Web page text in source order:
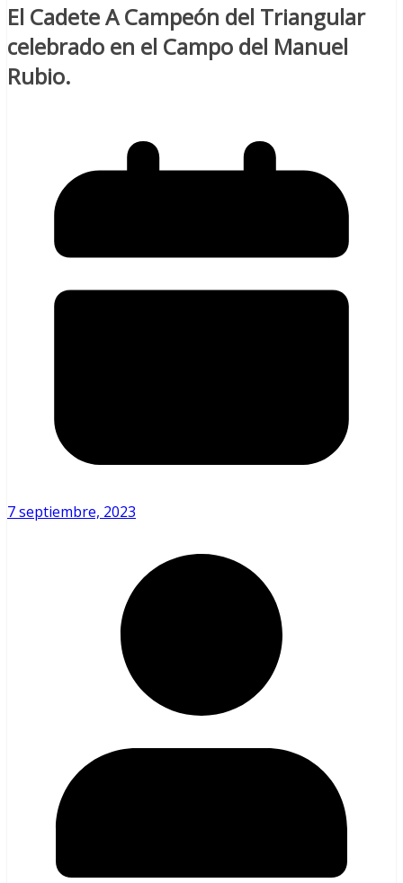
El Cadete A Campeón del Triangular
celebrado en el Campo del Manuel
Rubio.
7 septiembre, 2023